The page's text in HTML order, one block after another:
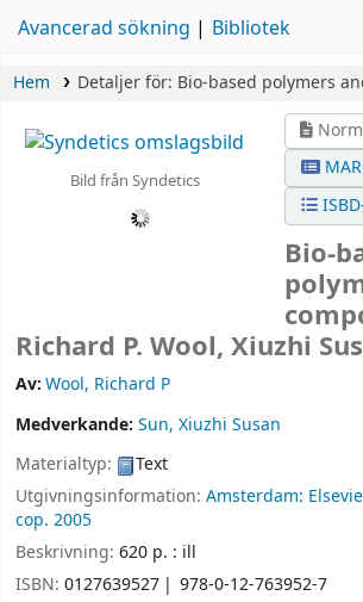
Avancerad sökning Bibliotek
Hem Detaljer för: Bio-based polymers
Bild från Syndetics
Bio-
Richard P. Wool, Xiuzhi
Av:Wool, Richard P
Medverkande: Sun, Xiuzhi Susan
Materialtyp:
Text
Utgivningsinformation: Amsterdam:
cop. 2005
Beskrivning: 620 p. : ill
ISBN: 0127639527
978-0-12-763952-7